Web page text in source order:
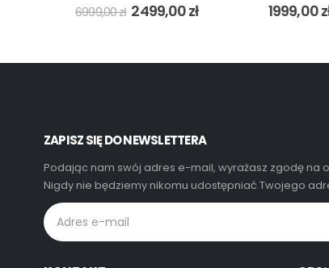
6999,00zł 2499,00zł 1999,00
ZAPISZ SIĘ DO NEWSLETTERA
Podając nam swój adres e-mail, wyrażasz zgodę na
Nigdy nie będziemy nikomu udostępniać Twojego